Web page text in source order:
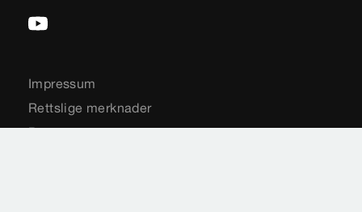
Impressum
Rettslige merknader
Personvern